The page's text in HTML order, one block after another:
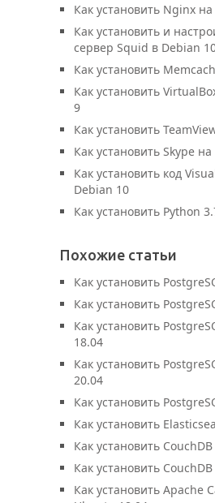
Как установить Nginx
Как установить и
сервер Squid в Debian
Как установить
Как установить
9
Как установить
Как установить Skype
Как установить код
Debian 10
Как установить Python
Похожие статьи
Как установить
Как установить
Как установить
18.04
Как установить
20.04
Как установить
Как установить
Как установить
Как установить
Как установить Apache